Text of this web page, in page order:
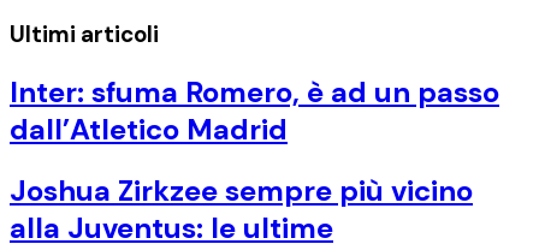
Ultimi articoli
Inter: sfuma Romero, è ad un passo
dall’Atletico Madrid
Joshua Zirkzee sempre più vicino
alla Juventus: le ultime